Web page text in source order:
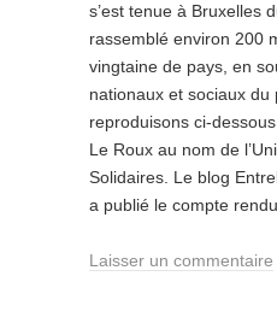
s’est tenue à Bruxelles
rassemblé environ 200
vingtaine de pays, en
nationaux et sociaux
reproduisons ci-
Le Roux au nom de
Solidaires. Le blog
a publié le compte
Laisser un commentaire